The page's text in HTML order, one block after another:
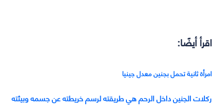
اقرأ أيضًا:
امرأة ثانية تحمل بجنين معدل جينيا
ركلات الجنين داخل الرحم هي طريقته لرسم خريطته عن جسمه وبيئته